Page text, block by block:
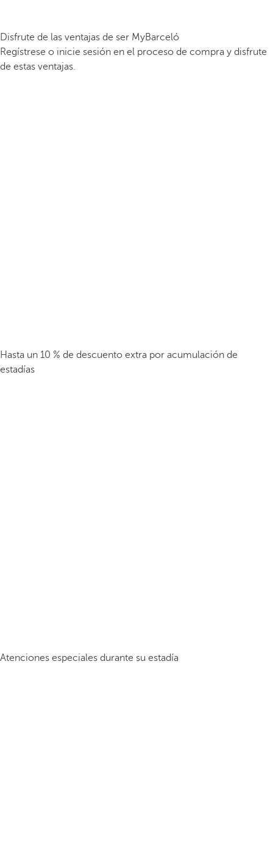
Disfrute de las ventajas de ser MyBarceló
Regístrese o inicie sesión en el proceso de compra y disfrute
de estas ventajas.
Hasta un 10 % de descuento extra por acumulación de
estadías
Atenciones especiales durante su estadía